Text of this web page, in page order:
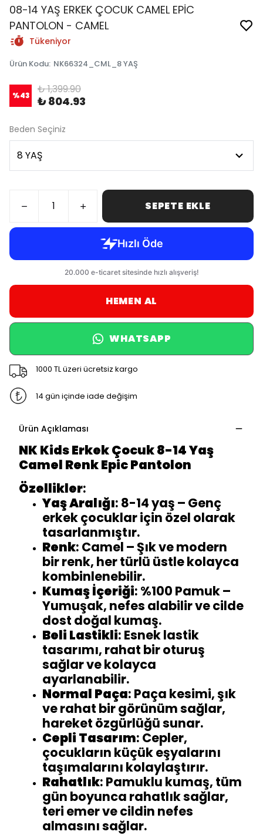
08-14 YAŞ ERKEK ÇOCUK CAMEL EPİC
PANTOLON - CAMEL
Tükeniyor
Ürün Kodu: NK66324_CML_8 YAŞ
%43 ₺ 1,399.90
₺ 804.93
Beden Seçiniz
SEPETE EKLE
HEMEN AL
WHATSAPP
1000 TL üzeri ücretsiz kargo
14 gün içinde iade değişim
Ürün Açıklaması
NK Kids Erkek Çocuk 8-14 Yaş
Camel Renk Epic Pantolon
Özellikler:
Yaş Aralığı: 8-14 yaş – Genç
erkek çocuklar için özel olarak
tasarlanmıştır.
Renk: Camel – Şık ve modern
bir renk, her türlü üstle kolayca
kombinlenebilir.
Kumaş İçeriği: %100 Pamuk –
Yumuşak, nefes alabilir ve cilde
dost doğal kumaş.
Beli Lastikli: Esnek lastik
tasarımı, rahat bir oturuş
sağlar ve kolayca
ayarlanabilir.
Normal Paça: Paça kesimi, şık
ve rahat bir görünüm sağlar,
hareket özgürlüğü sunar.
Cepli Tasarım: Cepler,
çocukların küçük eşyalarını
taşımalarını kolaylaştırır.
Rahatlık: Pamuklu kumaş, tüm
gün boyunca rahatlık sağlar,
teri emer ve cildin nefes
almasını sağlar.